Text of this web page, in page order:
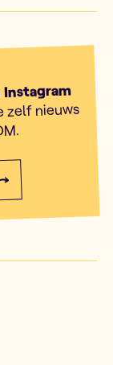
zelf nieuws